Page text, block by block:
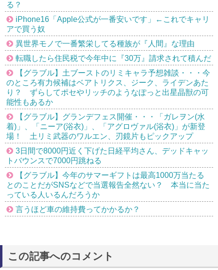
る？
iPhone16「Apple公式が一番安いです」←これでキャリ
アで買う奴
異世界モノで一番繁栄してる種族が『人間』な理由
転職したら住民税で今年中に『30万』請求されて積んだ
【グラブル】土ブーストのリミキャラ予想雑談・・・今
のところ有力候補はベアトリクス、ジーク、ライデンあた
り？ ずらしてポセやリッチのようなぽっと出星晶獣の可
能性もあるか
【グラブル】グランデフェス開催・・・「ガレヲン(水
着)」、「ニーア(浴衣)」、「アグロヴァル(浴衣)」が新登
場！ 土リミ武器のワルエン、刃鏡片もピックアップ
3日間で8000円近く下げた日経平均さん、デッドキャッ
トバウンスで7000円跳ねる
【グラブル】今年のサマーギフトは最高1000万当たる
とのことだがSNSなどで当選報告全然ない？ 本当に当た
っている人いるんだろうか
言うほど車の維持費ってかかるか？
この記事へのコメント